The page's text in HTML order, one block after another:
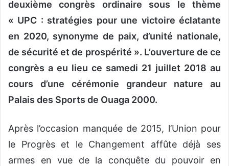
deuxième congrès ordinaire sous le thème
« UPC : stratégies pour une victoire éclatante
en 2020, synonyme de paix, d’unité nationale,
de sécurité et de prospérité ». L’ouverture de ce
congrès a eu lieu ce samedi 21 juillet 2018 au
cours d’une cérémonie grandeur nature au
Palais des Sports de Ouaga 2000.
Après l’occasion manquée de 2015, l’Union pour
le Progrès et le Changement affûte déjà ses
armes en vue de la conquête du pouvoir en